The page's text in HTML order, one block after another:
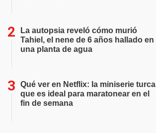
La autopsia reveló cómo murió
Tahiel, el nene de 6 años hallado en
una planta de agua
Qué ver en Netflix: la miniserie turca
que es ideal para maratonear en el
fin de semana